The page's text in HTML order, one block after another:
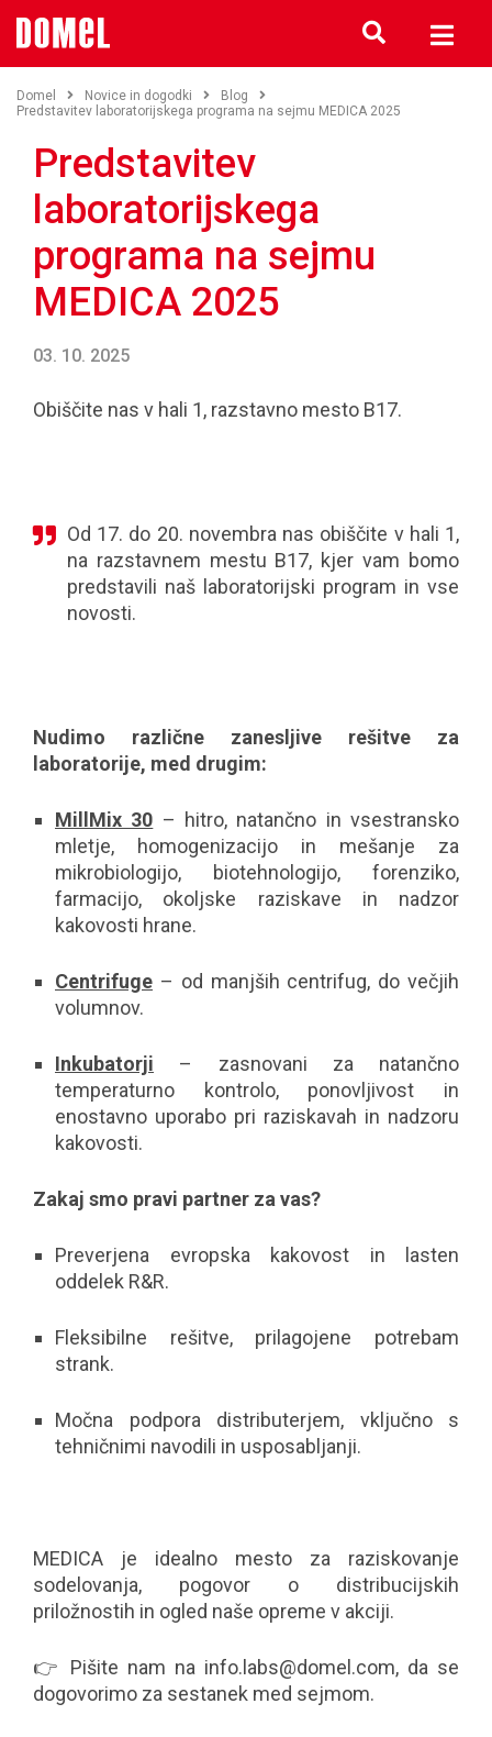
Domel Novice in dogodki
Blog
Predstavitev laboratorijskega programa na sejmu MEDICA 2025
Predstavitev
laboratorijskega
programa na sejmu
MEDICA 2025
03. 10. 2025
Obiščite nas v hali 1, razstavno mesto B17.
Od 17. do 20. novembra nas obiščite v hali 1,
na razstavnem mestu B17, kjer vam bomo
predstavili naš laboratorijski program in vse
novosti.
Nudimo različne zanesljive rešitve za
laboratorije, med drugim:
MillMix 30 – hitro, natančno in vsestransko
mletje, homogenizacijo in mešanje za
mikrobiologijo, biotehnologijo, forenziko,
farmacijo, okoljske raziskave in nadzor
kakovosti hrane.
Centrifuge – od manjših centrifug, do večjih
volumnov.
Inkubatorji – zasnovani za natančno
temperaturno kontrolo, ponovljivost in
enostavno uporabo pri raziskavah in nadzoru
kakovosti.
Zakaj smo pravi partner za vas?
Preverjena evropska kakovost in lasten
oddelek R&R.
Fleksibilne rešitve, prilagojene potrebam
strank.
Močna podpora distributerjem, vključno s
tehničnimi navodili in usposabljanji.
MEDICA je idealno mesto za raziskovanje
sodelovanja, pogovor o distribucijskih
priložnostih in ogled naše opreme v akciji.
👉 Pišite nam na info.labs@domel.com, da se
dogovorimo za sestanek med sejmom.